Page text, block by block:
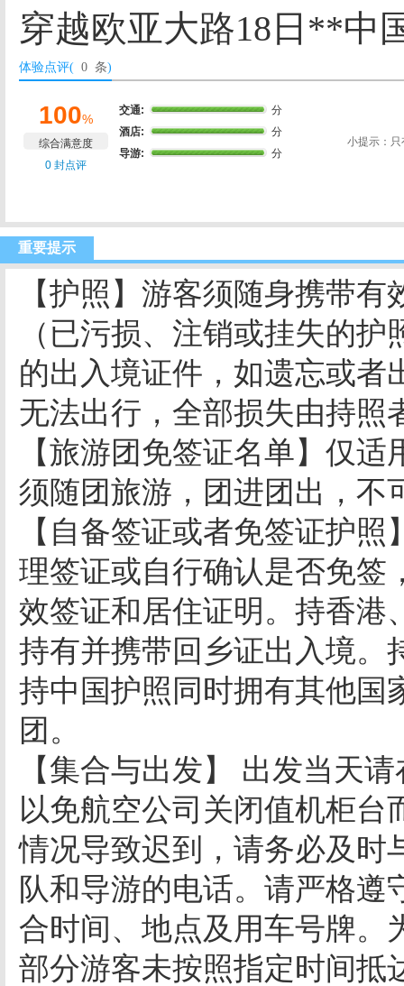
穿越欧亚大路18日**中
体验点评( 0 条)
100%
综合满意度
0 封点评
交通:
分
酒店:
分
导游:
分
小提示：
重要提示
【护照】游客须随身携带
（已污损、注销或挂失的
的出入境证件，如遗忘或者
无法出行，全部损失由持照
【旅游团免签证名单】仅
须随团旅游，团进团出，不
【自备签证或者免签证护
理签证或自行确认是否免签
效签证和居住证明。持香港
持有并携带回乡证出入境。
持中国护照同时拥有其他国
团。
【集合与出发】 出发当天
以免航空公司关闭值机柜
情况导致迟到，请务必及时
队和导游的电话。请严格遵
合时间、地点及用车号牌。
部分游客未按照指定时间抵